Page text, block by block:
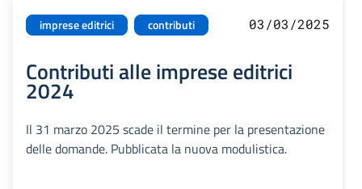
imprese editrici contributi 03/03/2025
Contributi alle imprese editrici
2024
Il 31 marzo 2025 scade il termine per la presentazione
delle domande. Pubblicata la nuova modulistica.